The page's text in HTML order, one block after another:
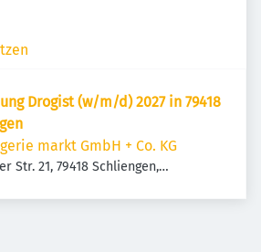
Drogist (w/m/d) 2027 in 79418
markt GmbH + Co. KG
Str. 21, 79418 Schliengen,